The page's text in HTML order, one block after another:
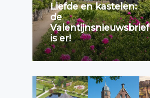
Liefde en kastelen:
de
Valentijnsnieuwsbrief
is er!